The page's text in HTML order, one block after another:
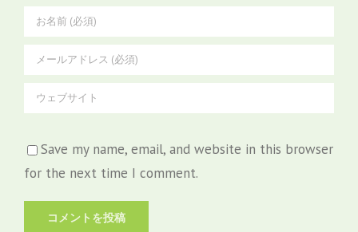
Save my name, email, and website in this browser
for the next time I comment.